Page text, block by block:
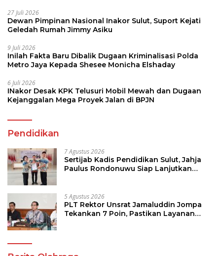
27 Juli 2026
Dewan Pimpinan Nasional Inakor Sulut, Suport Kejati
Geledah Rumah Jimmy Asiku
9 Juli 2026
Inilah Fakta Baru Dibalik Dugaan Kriminalisasi Polda
Metro Jaya Kepada Shesee Monicha Elshaday
6 Juli 2026
INakor Desak KPK Telusuri Mobil Mewah dan Dugaan
Kejanggalan Mega Proyek Jalan di BPJN
Pendidikan
7 Agustus 2026
Sertijab Kadis Pendidikan Sulut, Jahja
Paulus Rondonuwu Siap Lanjutkan
5 Agustus 2026
PLT Rektor Unsrat Jamaluddin Jompa
Tekankan 7 Poin, Pastikan Layanan